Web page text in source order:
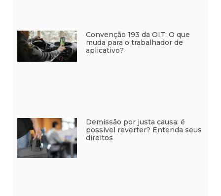
Convenção 193 da OIT: O que
muda para o trabalhador de
aplicativo?
Demissão por justa causa: é
possível reverter? Entenda seus
direitos